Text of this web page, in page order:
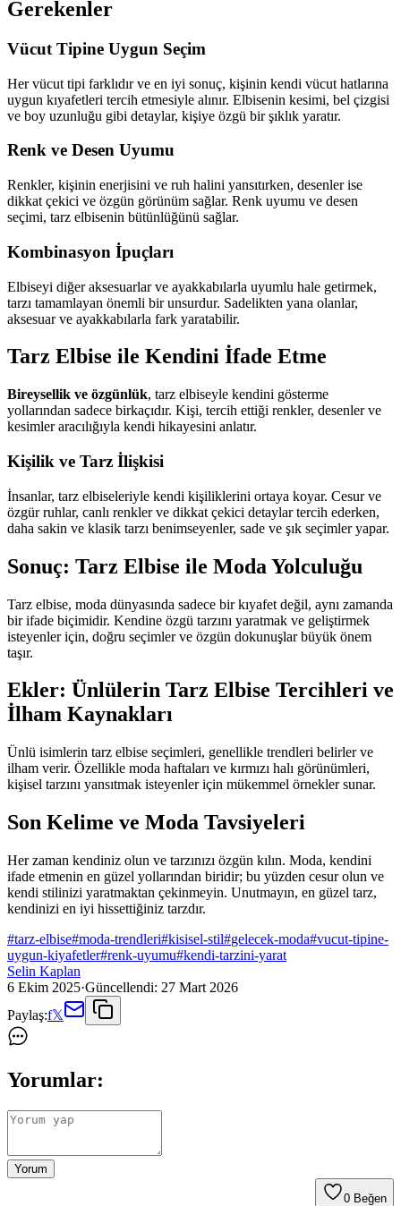
Gerekenler
Vücut Tipine Uygun Seçim
Her vücut tipi farklıdır ve en iyi sonuç, kişinin kendi vücut hatlarına
uygun kıyafetleri tercih etmesiyle alınır. Elbisenin kesimi, bel çizgisi
ve boy uzunluğu gibi detaylar, kişiye özgü bir şıklık yaratır.
Renk ve Desen Uyumu
Renkler, kişinin enerjisini ve ruh halini yansıtırken, desenler ise
dikkat çekici ve özgün görünüm sağlar. Renk uyumu ve desen
seçimi, tarz elbisenin bütünlüğünü sağlar.
Kombinasyon İpuçları
Elbiseyi diğer aksesuarlar ve ayakkabılarla uyumlu hale getirmek,
tarzı tamamlayan önemli bir unsurdur. Sadelikten yana olanlar,
aksesuar ve ayakkabılarla fark yaratabilir.
Tarz Elbise ile Kendini İfade Etme
Bireysellik ve özgünlük, tarz elbiseyle kendini gösterme
yollarından sadece birkaçıdır. Kişi, tercih ettiği renkler, desenler ve
kesimler aracılığıyla kendi hikayesini anlatır.
Kişilik ve Tarz İlişkisi
İnsanlar, tarz elbiseleriyle kendi kişiliklerini ortaya koyar. Cesur ve
özgür ruhlar, canlı renkler ve dikkat çekici detaylar tercih ederken,
daha sakin ve klasik tarzı benimseyenler, sade ve şık seçimler yapar.
Sonuç: Tarz Elbise ile Moda Yolculuğu
Tarz elbise, moda dünyasında sadece bir kıyafet değil, aynı zamanda
bir ifade biçimidir. Kendine özgü tarzını yaratmak ve geliştirmek
isteyenler için, doğru seçimler ve özgün dokunuşlar büyük önem
taşır.
Ekler: Ünlülerin Tarz Elbise Tercihleri ve
İlham Kaynakları
Ünlü isimlerin tarz elbise seçimleri, genellikle trendleri belirler ve
ilham verir. Özellikle moda haftaları ve kırmızı halı görünümleri,
kişisel tarzını yansıtmak isteyenler için mükemmel örnekler sunar.
Son Kelime ve Moda Tavsiyeleri
Her zaman kendiniz olun ve tarzınızı özgün kılın. Moda, kendini
ifade etmenin en güzel yollarından biridir; bu yüzden cesur olun ve
kendi stilinizi yaratmaktan çekinmeyin. Unutmayın, en güzel tarz,
kendinizi en iyi hissettiğiniz tarzdır.
#tarz-elbise#moda-trendleri#kisisel-stil#gelecek-moda#vucut-tipine-
uygun-kiyafetler#renk-uyumu#kendi-tarzini-yarat
Selin Kaplan
6 Ekim 2025·Güncellendi: 27 Mart 2026
Paylaş:f𝕏
Yorumlar:
Yorum
0 Beğen